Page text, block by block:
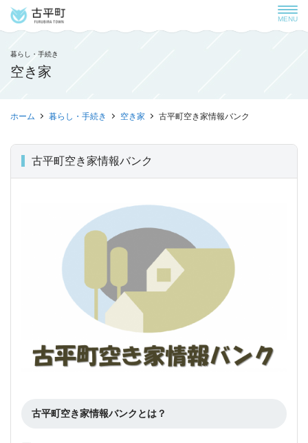
MENU
暮らし・手続き
空き家
ホーム 暮らし・手続き 空き家 古平町空き家情報バンク
古平町空き家情報バンク
古平町空き家情報バンクとは？